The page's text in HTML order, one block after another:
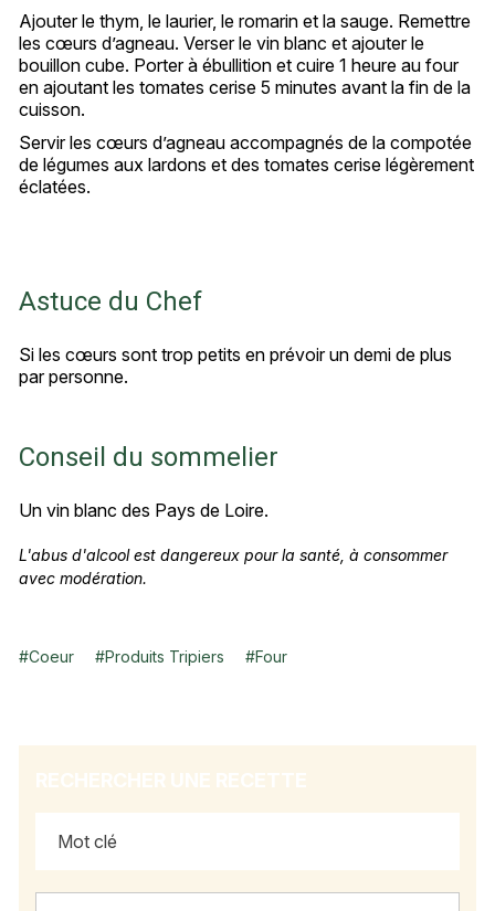
Ajouter le thym, le laurier, le romarin et la sauge. Remettre
les cœurs d’agneau. Verser le vin blanc et ajouter le
bouillon cube. Porter à ébullition et cuire 1 heure au four
en ajoutant les tomates cerise 5 minutes avant la fin de la
cuisson.
Servir les cœurs d’agneau accompagnés de la compotée
de légumes aux lardons et des tomates cerise légèrement
éclatées.
Astuce du Chef
Si les cœurs sont trop petits en prévoir un demi de plus
par personne.
Conseil du sommelier
Un vin blanc des Pays de Loire.
L'abus d'alcool est dangereux pour la santé, à consommer
avec modération.
#Coeur #Produits Tripiers #Four